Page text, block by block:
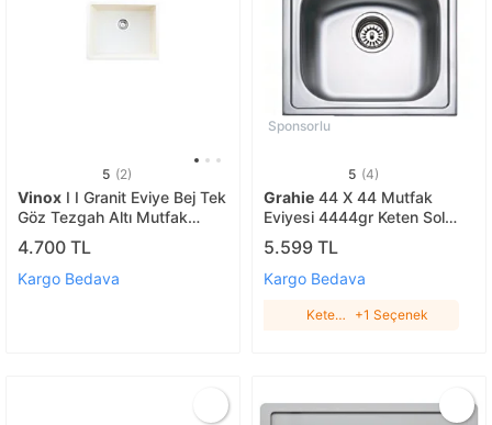
5 (2)
Vinox I I Granit Eviye Bej Tek
Göz Tezgah Altı Mutfak
Evyesi 55x45cm (vx-a55)
4.700 TL
Kargo Bedava
Sponsorlu
5 (4)
Grahie 44 X 44 Mutfak
Eviyesi 4444gr Keten Sol
Damlalıklı
5.599 TL
Kargo Bedava
Keten
+1 Seçenek